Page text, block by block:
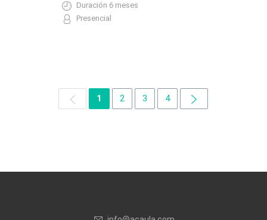
Duración 6 meses
Presencial
1 2 3 4